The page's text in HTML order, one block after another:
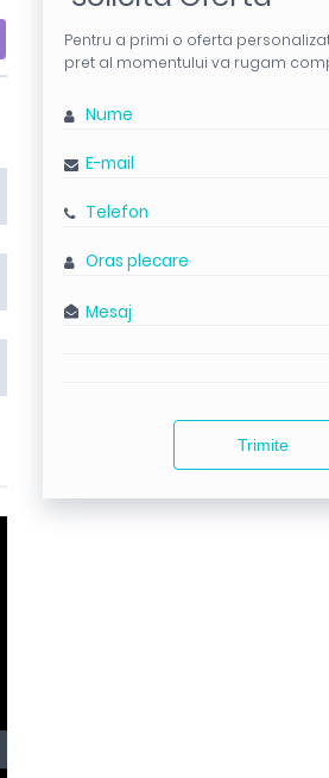
Pentru a primi o oferta
pret al momentului va rugam